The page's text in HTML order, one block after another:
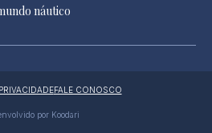
náutico
FALE CONOSCO
por Koodari